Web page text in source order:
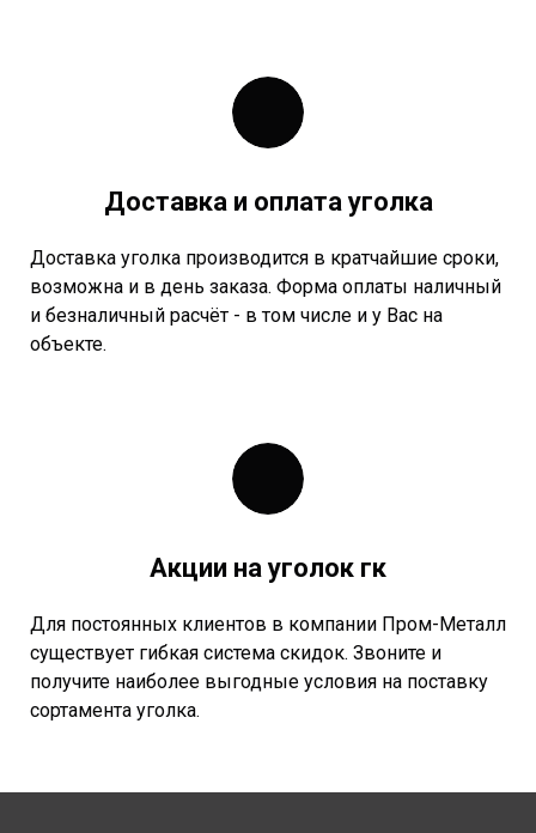
Доставка и оплата уголка
Доставка уголка производится в кратчайшие сроки,
возможна и в день заказа. Форма оплаты наличный
и безналичный расчёт - в том числе и у Вас на
объекте.
Акции на уголок гк
Для постоянных клиентов в компании Пром-Металл
существует гибкая система скидок. Звоните и
получите наиболее выгодные условия на поставку
сортамента уголка.